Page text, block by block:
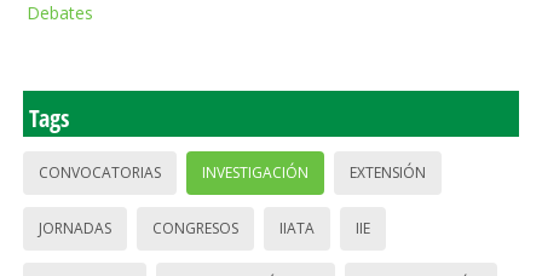
Debates
Tags
CONVOCATORIAS INVESTIGACIÓN EXTENSIÓN
JORNADAS CONGRESOS IIATA IIE